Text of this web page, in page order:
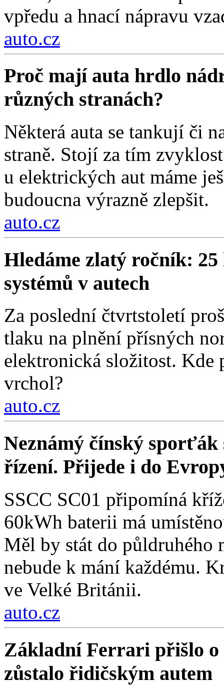
vpředu a hnací nápravu
auto.cz
Proč mají auta hrdlo
různých stranách?
Některá auta se tankují či
straně. Stojí za tím
u elektrických aut máme
budoucna výrazně zlepšit.
auto.cz
Hledáme zlatý ročník:
systémů v autech
Za poslední čtvrtstoletí
tlaku na plnění přísných
elektronická složitost. Kde
vrchol?
auto.cz
Neznámý čínský
řízení. Přijede i do
SSCC SC01 připomíná
60kWh baterii má
Měl by stát do půldruhého
nebude k mání každému.
ve Velké Británii.
auto.cz
Základní Ferrari přišlo o
zůstalo řidičským autem